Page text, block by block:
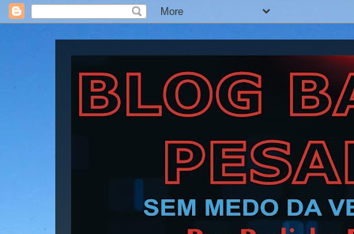
Blog Barra Pesada